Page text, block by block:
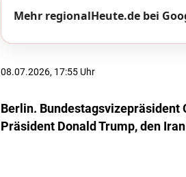
Mehr regionalHeute.de bei
08.07.2026, 17:55 Uhr
Berlin. Bundestagsvizepräsident
Präsident Donald Trump, den